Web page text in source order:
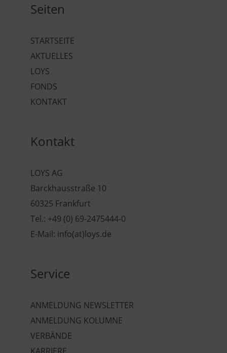
Seiten
STARTSEITE
AKTUELLES
LOYS
FONDS
KONTAKT
Kontakt
LOYS AG
Barckhausstraße 10
60325 Frankfurt
Tel.: +49 (0) 69-2475444-0
E-Mail: info(at)loys.de
Service
ANMELDUNG NEWSLETTER
ANMELDUNG KOLUMNE
VERBÄNDE